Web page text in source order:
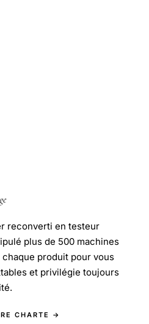
reconverti en testeur
plus de 500 machines
produit pour vous
et privilégie toujours
CHARTE →